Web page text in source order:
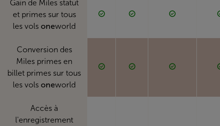
Gain de Miles statut
et primes sur tous
les vols oneworld
Conversion des
Miles primes en
billet primes sur tous
les vols oneworld
Accès à
l'enregistrement